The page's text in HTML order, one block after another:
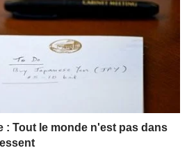
: Tout le monde n'est pas dans